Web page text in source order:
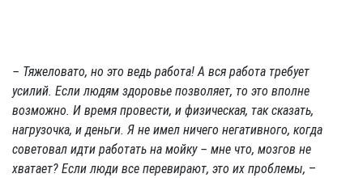
– Тяжеловато, но это ведь работа! А вся работа требует
усилий. Если людям здоровье позволяет, то это вполне
возможно. И время провести, и физическая, так сказать,
нагрузочка, и деньги. Я не имел ничего негативного, когда
советовал идти работать на мойку – мне что, мозгов не
хватает? Если люди все перевирают, это их проблемы, –